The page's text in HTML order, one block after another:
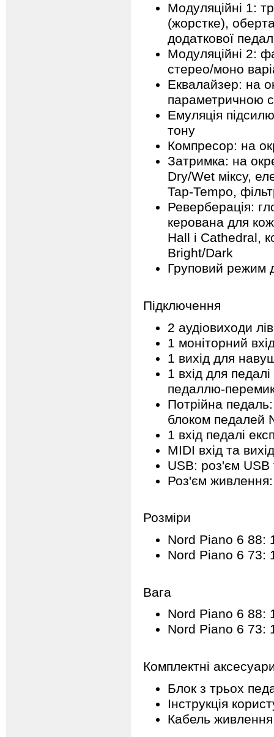
Модуляційні 1:
(жорстке),
додаткової
Модуляційні 2:
стерео/моно
Еквалайзер: на
параметричною
Емуляція
тону
Компресор: на
Затримка: на
Dry/Wet міксу,
Tap-Tempo,
Реверберація:
керована для
Hall і Cathedral,
Bright/Dark
Груповий режим
Підключення
2 аудіовиходи
1 моніторний
1 вихід для
1 вхід для
педаллю-
Потрійна
блоком педалей
1 вхід педалі
MIDI вхід та
USB: роз'єм USB
Роз'єм
Розміри
Nord Piano 6 88:
Nord Piano 6 73:
Вага
Nord Piano 6 88:
Nord Piano 6 73:
Комплектні
Блок з трьох
Інструкція
Кабель живлення